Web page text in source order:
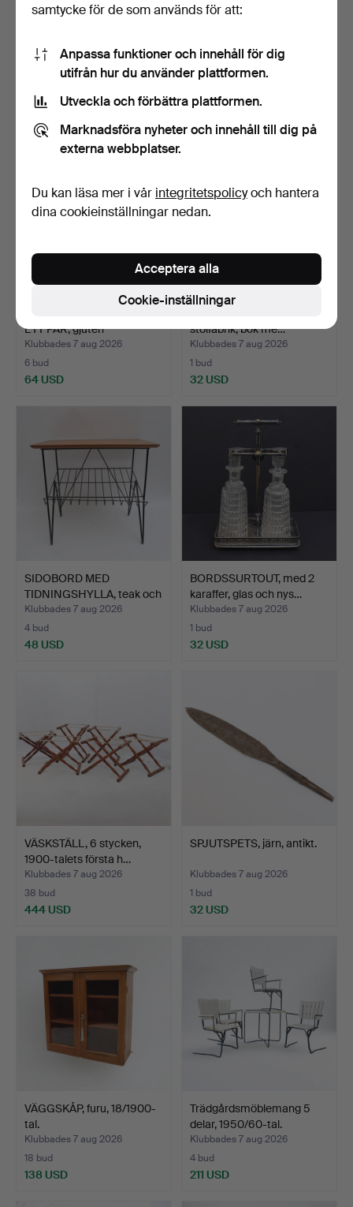
VITRINSKÅP, gustaviansk
stil, 1900-talets …
Klubbades 7 aug 2026
9 bud
PELARBORD, 18/1900-tal.
Klubbades 7 aug 2026
3 bud
ETT PAR, gjuten
stenmass…
Klubbades 7 aug 2026
6 bud
64 USD
stolfabrik, bok me…
Klubbades 7 aug 2026
1 bud
32 USD
SIDOBORD MED
TIDNINGSHYLLA, teak och
metal…
Klubbades 7 aug 2026
4 bud
48 USD
BORDSSURTOUT, med 2
karaffer, glas och nys…
Klubbades 7 aug 2026
1 bud
32 USD
VÄSKSTÄLL, 6 stycken,
1900-talets första h…
Klubbades 7 aug 2026
38 bud
444 USD
SPJUTSPETS, järn, antikt.
Klubbades 7 aug 2026
1 bud
32 USD
VÄGGSKÅP, furu, 18/1900-
tal.
Klubbades 7 aug 2026
18 bud
138 USD
Trädgårdsmöblemang 5
delar, 1950/60-tal.
Klubbades 7 aug 2026
4 bud
211 USD
samtycke för de som används för att:
Anpassa funktioner och innehåll för dig
utifrån hur du använder plattformen.
Utveckla och förbättra plattformen.
Marknadsföra nyheter och innehåll till dig på
externa webbplatser.
Du kan läsa mer i vår integritetspolicyoch hantera
dina cookieinställningar nedan.
Cookie-inställningar
Acceptera alla